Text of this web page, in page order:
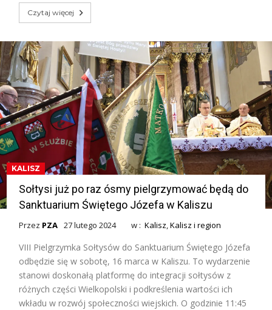
Czytaj więcej
KALISZ
Sołtysi już po raz ósmy pielgrzymować będą do
Sanktuarium Świętego Józefa w Kaliszu
Przez PZA 27 lutego 2024 w :Kalisz,Kalisz i region
VIII Pielgrzymka Sołtysów do Sanktuarium Świętego Józefa
odbędzie się w sobotę, 16 marca w Kaliszu. To wydarzenie
stanowi doskonałą platformę do integracji sołtysów z
różnych części Wielkopolski i podkreślenia wartości ich
wkładu w rozwój społeczności wiejskich. O godzinie 11:45